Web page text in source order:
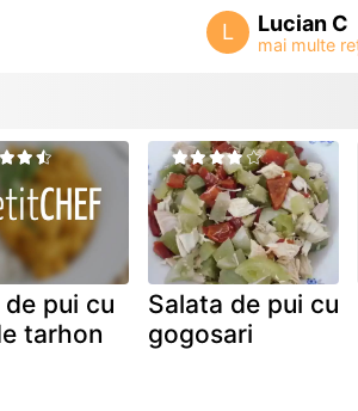
L Lucian C
de pui cu
tarhon
Salata de pui cu
gogosari